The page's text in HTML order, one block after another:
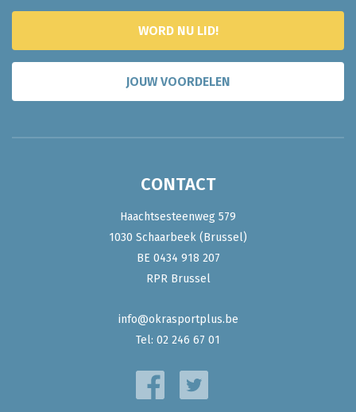
WORD NU LID!
JOUW VOORDELEN
CONTACT
Haachtsesteenweg 579
1030 Schaarbeek (Brussel)
BE 0434 918 207
RPR Brussel
info@okrasportplus.be
Tel: 02 246 67 01